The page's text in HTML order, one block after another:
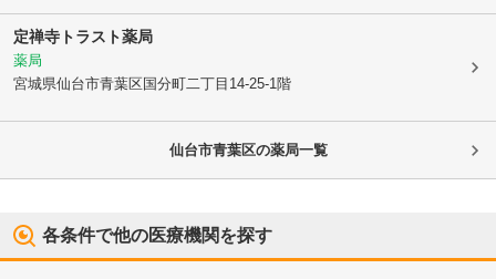
定禅寺トラスト薬局
薬局
宮城県仙台市青葉区 国分町二丁目14-25-1階
仙台市青葉区の薬局一覧
各条件で他の医療機関を探す